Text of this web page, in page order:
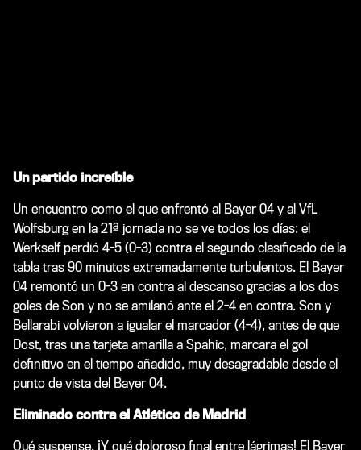
Un partido increíble
Un encuentro como el que enfrentó al Bayer 04 y al VfL
Wolfsburg en la 21ª jornada no se ve todos los días: el
Werkself perdió 4-5 (0-3) contra el segundo clasificado de la
tabla tras 90 minutos extremadamente turbulentos. El Bayer
04 remontó un 0-3 en contra al descanso gracias a los dos
goles de Son y no se amilanó ante el 2-4 en contra. Son y
Bellarabi volvieron a igualar el marcador (4-4), antes de que
Dost, tras una tarjeta amarilla a Spahic, marcara el gol
definitivo en el tiempo añadido, muy desagradable desde el
punto de vista del Bayer 04.
Eliminado contra el Atlético de Madrid
Qué suspense. ¡Y qué doloroso final entre lágrimas! El Bayer